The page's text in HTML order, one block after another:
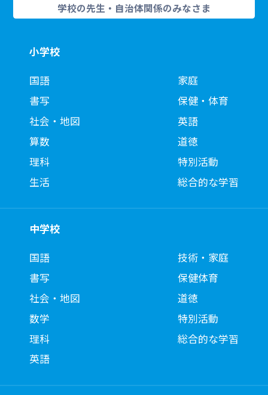
学校の先生・自治体関係のみなさま
小学校
国語
書写
社会・地図
算数
理科
生活
家庭
保健・体育
英語
道徳
特別活動
総合的な学習
中学校
国語
書写
社会・地図
数学
理科
英語
技術・家庭
保健体育
道徳
特別活動
総合的な学習